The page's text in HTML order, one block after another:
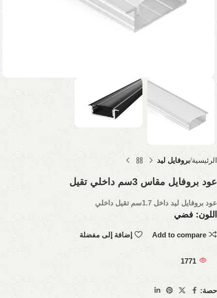
الرئيسية بروفايل ليد
عود بروفايل مقاس 3سم داخلي تقيل
عود بروفايل ليد داخل 1.7سم تقيل داخلي
اللون: فضي
Add to compare إضافة إلى مفضلة
1771
حصة: